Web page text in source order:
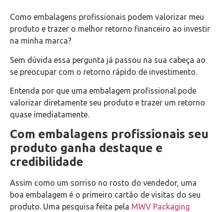
Como embalagens profissionais podem valorizar meu
produto e trazer o melhor retorno financeiro ao investir
na minha marca?
Sem dúvida essa pergunta já passou na sua cabeça ao
se preocupar com o retorno rápido de investimento.
Entenda por que uma embalagem profissional pode
valorizar diretamente seu produto e trazer um retorno
quase imediatamente.
Com embalagens profissionais seu
produto ganha destaque e
credibilidade
Assim como um sorriso no rosto do vendedor, uma
boa embalagem é o primeiro cartão de visitas do seu
produto. Uma pesquisa feita pela MWV Packaging